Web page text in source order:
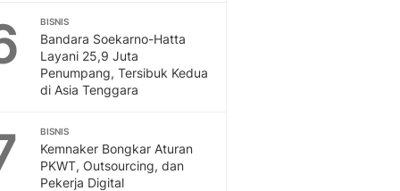
BISNIS
Bandara Soekarno-Hatta
Layani 25,9 Juta
Penumpang, Tersibuk Kedua
di Asia Tenggara
BISNIS
Kemnaker Bongkar Aturan
PKWT, Outsourcing, dan
Pekerja Digital